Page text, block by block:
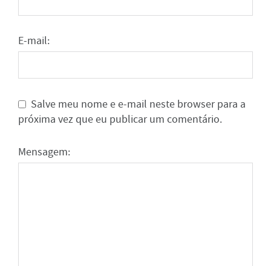
E-mail:
Salve meu nome e e-mail neste browser para a
próxima vez que eu publicar um comentário.
Mensagem: